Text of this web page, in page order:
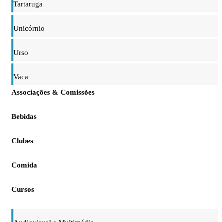
Tartaruga
Unicórnio
Urso
Vaca
Associações & Comissões
Bebidas
Clubes
Comida
Cursos